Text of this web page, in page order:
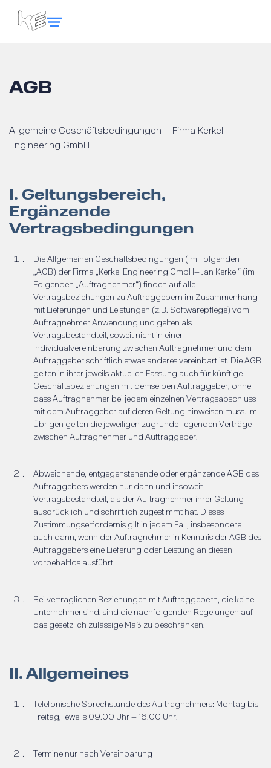
AGB
Allgemeine Geschäftsbedingungen – Firma Kerkel
Engineering GmbH
I. Geltungsbereich,
Ergänzende
Vertragsbedingungen
Die Allgemeinen Geschäftsbedingungen (im Folgenden
„AGB) der Firma „Kerkel Engineering GmbH– Jan Kerkel“ (im
Folgenden „Auftragnehmer“) finden auf alle
Vertragsbeziehungen zu Auftraggebern im Zusammenhang
mit Lieferungen und Leistungen (z.B. Softwarepflege) vom
Auftragnehmer Anwendung und gelten als
Vertragsbestandteil, soweit nicht in einer
Individualvereinbarung zwischen Auftragnehmer und dem
Auftraggeber schriftlich etwas anderes vereinbart ist. Die AGB
gelten in ihrer jeweils aktuellen Fassung auch für künftige
Geschäftsbeziehungen mit demselben Auftraggeber, ohne
dass Auftragnehmer bei jedem einzelnen Vertragsabschluss
mit dem Auftraggeber auf deren Geltung hinweisen muss. Im
Übrigen gelten die jeweiligen zugrunde liegenden Verträge
zwischen Auftragnehmer und Auftraggeber.
Abweichende, entgegenstehende oder ergänzende AGB des
Auftraggebers werden nur dann und insoweit
Vertragsbestandteil, als der Auftragnehmer ihrer Geltung
ausdrücklich und schriftlich zugestimmt hat. Dieses
Zustimmungserfordernis gilt in jedem Fall, insbesondere
auch dann, wenn der Auftragnehmer in Kenntnis der AGB des
Auftraggebers eine Lieferung oder Leistung an diesen
vorbehaltlos ausführt.
Bei vertraglichen Beziehungen mit Auftraggebern, die keine
Unternehmer sind, sind die nachfolgenden Regelungen auf
das gesetzlich zulässige Maß zu beschränken.
II. Allgemeines
Telefonische Sprechstunde des Auftragnehmers: Montag bis
Freitag, jeweils 09.00 Uhr – 16.00 Uhr.
Termine nur nach Vereinbarung